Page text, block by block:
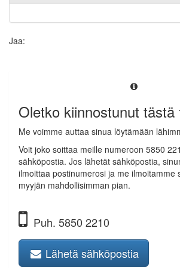
Jaa:
Oletko kiinnostunut
Me voimme auttaa sinua löytämään
Voit joko soittaa meille numeroon 5850
sähköpostia. Jos lähetät sähköpostia,
ilmoittaa postinumerosi ja me ilmoitamme
myyjän mahdollisimman pian.
Puh. 5850 2210
Lähetä sähköpostia